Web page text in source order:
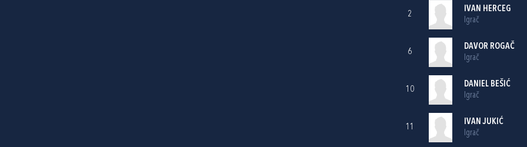
2
IVAN HERCEG
Igrač
6
DAVOR ROGAČ
Igrač
10
DANIEL BEŠIĆ
Igrač
11
IVAN JUKIĆ
Igrač